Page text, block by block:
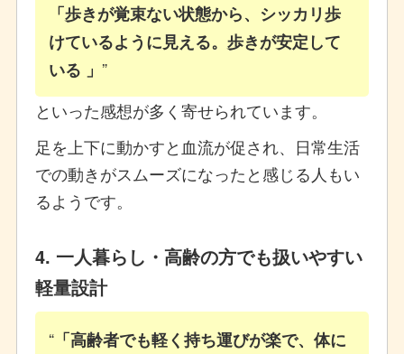
「歩きが覚束ない状態から、シッカリ歩
けているように見える。歩きが安定して
いる 」
といった感想が多く寄せられています。
足を上下に動かすと血流が促され、日常生活
での動きがスムーズになったと感じる人もい
るようです。
4. 一人暮らし・高齢の方でも扱いやすい
軽量設計
「高齢者でも軽く持ち運びが楽で、体に